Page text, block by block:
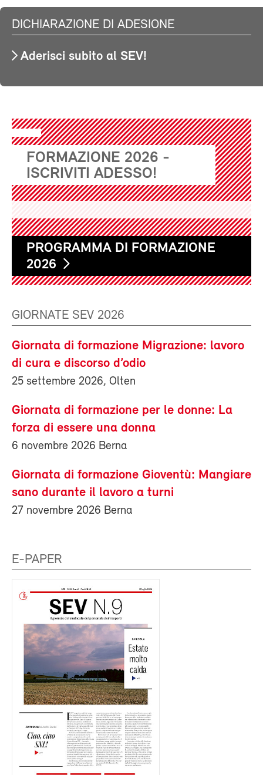
DICHIARAZIONE DI ADESIONE
Aderisci subito al SEV!
FORMAZIONE 2026 -
ISCRIVITI ADESSO!
PROGRAMMA DI FORMAZIONE
2026
GIORNATE SEV 2026
Giornata di formazione Migrazione: lavoro
di cura e discorso d’odio
25 settembre 2026, Olten
Giornata di formazione per le donne: La
forza di essere una donna
6 novembre 2026 Berna
Giornata di formazione Gioventù: Mangiare
sano durante il lavoro a turni
27 novembre 2026 Berna
E-PAPER